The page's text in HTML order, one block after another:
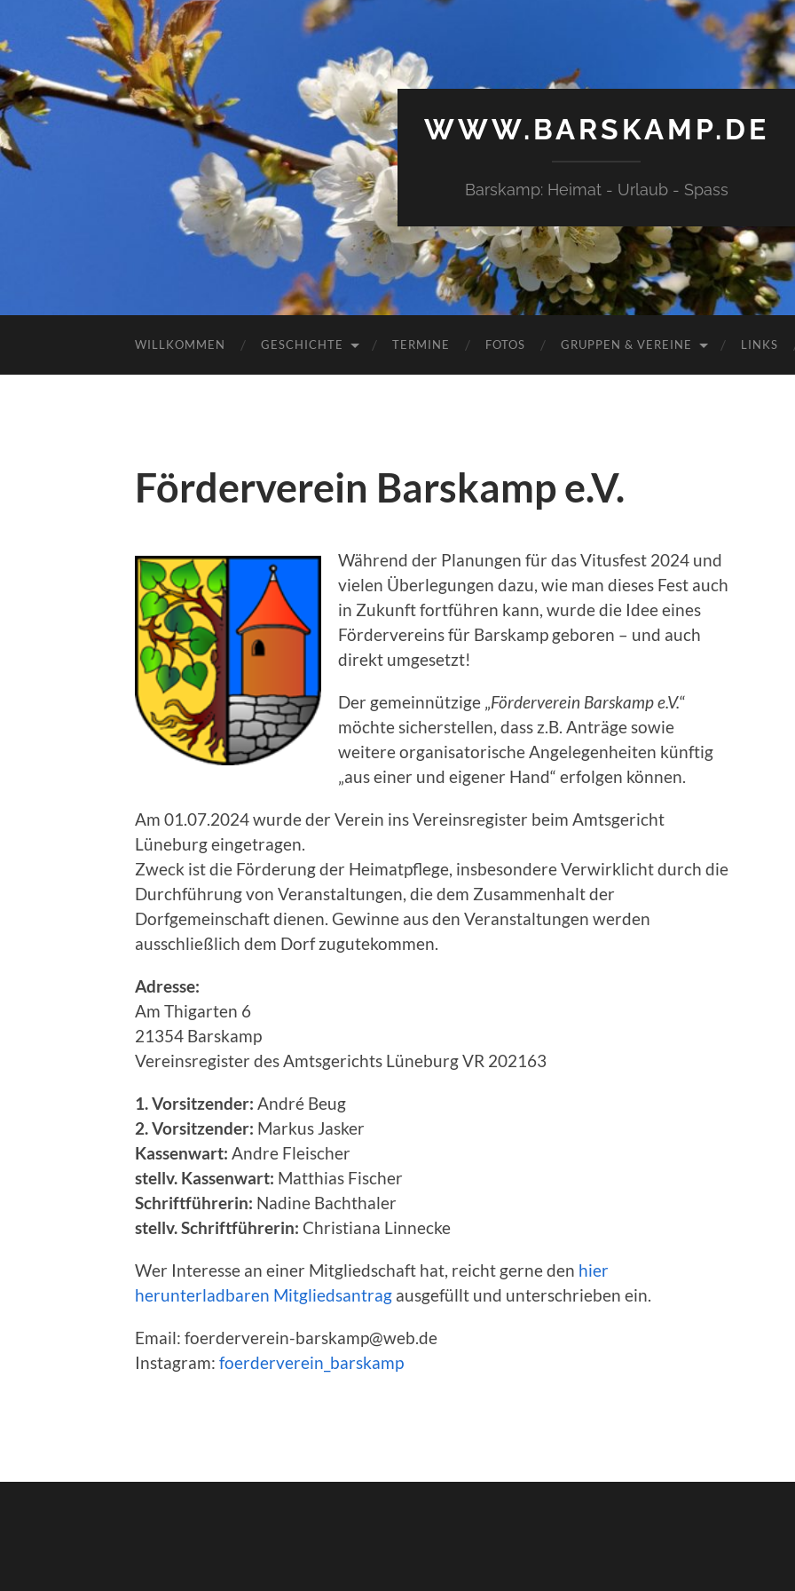
WWW.BARSKAMP.DE
Barskamp: Heimat - Urlaub - Spass
WILLKOMMEN GESCHICHTE TERMINE FOTOS GRUPPEN & VEREINE LINKS
Förderverein Barskamp e.V.
Während der Planungen für das Vitusfest 2024 und
vielen Überlegungen dazu, wie man dieses Fest auch
in Zukunft fortführen kann, wurde die Idee eines
Fördervereins für Barskamp geboren – und auch
direkt umgesetzt!
Der gemeinnützige „ Förderverein Barskamp e.V.“
möchte sicherstellen, dass z.B. Anträge sowie
weitere organisatorische Angelegenheiten künftig
„aus einer und eigener Hand“ erfolgen können.
Am 01.07.2024 wurde der Verein ins Vereinsregister beim Amtsgericht
Lüneburg eingetragen.
Zweck ist die Förderung der Heimatpflege, insbesondere Verwirklicht durch die
Durchführung von Veranstaltungen, die dem Zusammenhalt der
Dorfgemeinschaft dienen. Gewinne aus den Veranstaltungen werden
ausschließlich dem Dorf zugutekommen.
Adresse:
Am Thigarten 6
21354 Barskamp
Vereinsregister des Amtsgerichts Lüneburg VR 202163
1. Vorsitzender: André Beug
2. Vorsitzender: Markus Jasker
Kassenwart: Andre Fleischer
stellv. Kassenwart: Matthias Fischer
Schriftführerin: Nadine Bachthaler
stellv. Schriftführerin: Christiana Linnecke
Wer Interesse an einer Mitgliedschaft hat, reicht gerne den hier
herunterladbaren Mitgliedsantrag ausgefüllt und unterschrieben ein.
Email: foerderverein-barskamp@web.de
Instagram: foerderverein_barskamp